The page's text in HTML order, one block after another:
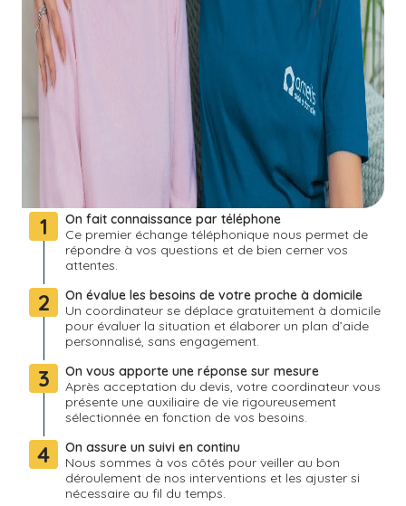
1
On fait connaissance par téléphone
Ce premier échange téléphonique nous permet de
répondre à vos questions et de bien cerner vos
attentes.
2
On évalue les besoins de votre proche à domicile
Un coordinateur se déplace gratuitement à domicile
pour évaluer la situation et élaborer un plan d’aide
personnalisé, sans engagement.
3
On vous apporte une réponse sur mesure
Après acceptation du devis, votre coordinateur vous
présente une auxiliaire de vie rigoureusement
sélectionnée en fonction de vos besoins.
4
On assure un suivi en continu
Nous sommes à vos côtés pour veiller au bon
déroulement de nos interventions et les ajuster si
nécessaire au fil du temps.